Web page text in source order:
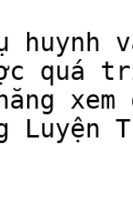
huynh
quá
Luyện